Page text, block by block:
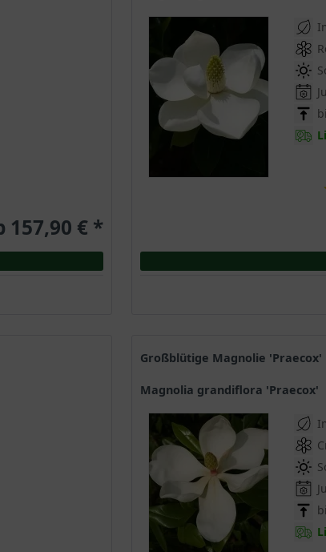
157,90 € *
Großblütige Magnolie 'Praecox'
Magnolia grandiflora 'Praecox'